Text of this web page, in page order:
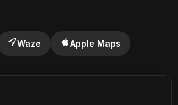
Waze Apple Maps